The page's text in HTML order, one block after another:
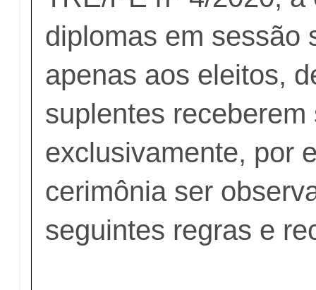
diplomas em sessão
apenas aos eleitos,
suplentes
exclusivamente, por
cerimônia ser
seguintes regras e